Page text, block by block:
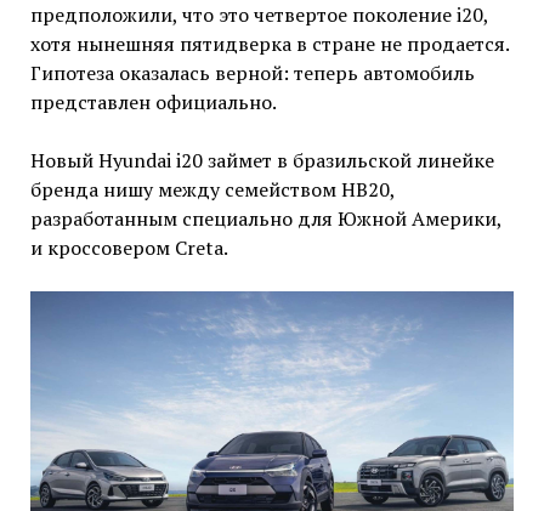
предположили, что это четвертое поколение i20,
хотя нынешняя пятидверка в стране не продается.
Гипотеза оказалась верной: теперь автомобиль
представлен официально.
Новый Hyundai i20 займет в бразильской линейке
бренда нишу между семейством HB20,
разработанным специально для Южной Америки,
и кроссовером Creta.